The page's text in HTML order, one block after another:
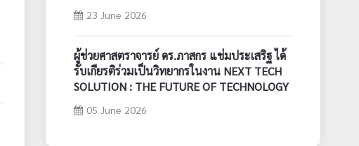
23 June 2026
ผู้ช่วยศาสตราจารย์ ดร.ภาสกร แช่มประเสริฐ ได้
รับเกียรติร่วมเป็นวิทยากรในงาน NEXT TECH
SOLUTION : THE FUTURE OF TECHNOLOGY
05 June 2026